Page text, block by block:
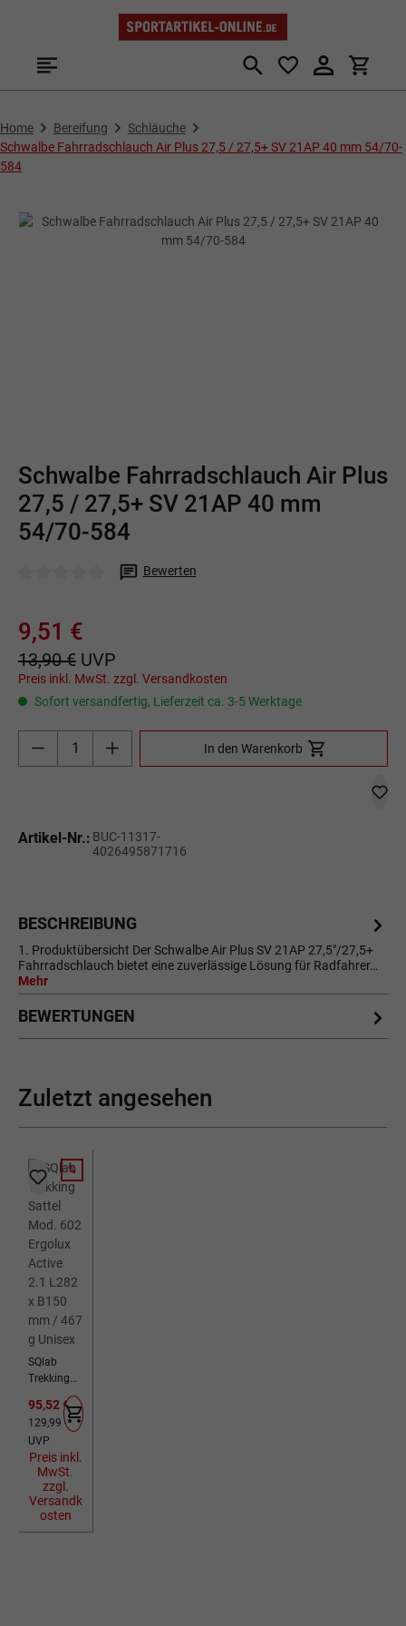
Zum Hauptinhalt springen
Home Bereifung
Schläuche
Schwalbe Fahrradschlauch Air Plus 27,5 / 27,5+ SV 21AP 40 mm 54/70-
584
Schwalbe Fahrradschlauch Air Plus
27,5 / 27,5+ SV 21AP 40 mm
54/70-584
Bewerten
9,51 €
13,90 € UVP
Preis inkl. MwSt. zzgl. Versandkosten
Sofort versandfertig, Lieferzeit ca. 3-5 Werktage
Produkt Anzahl: Gib den gewünschten Wert
In den Warenkorb
Artikel-Nr.: BUC-11317-
4026495871716
BESCHREIBUNG
1. Produktübersicht Der Schwalbe Air Plus SV 21AP 27,5"/27,5+
Fahrradschlauch bietet eine zuverlässige Lösung für Radfahrer…
Mehr
BEWERTUNGEN
Zuletzt angesehen
RABATT
%
SQlab
Trekking
Mod. 602
Ergolux
Active 2.1
L282 x
B150 mm
/ 467 g
Unisex
Verkaufspreis:
95,52 €
Regulärer Preis:
129,99 €
UVP
Preis inkl.
MwSt.
zzgl.
Versandk
osten